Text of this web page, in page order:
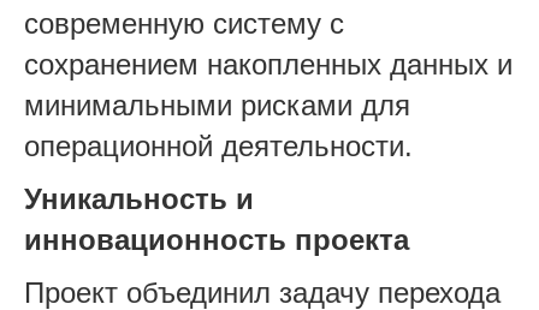
современную систему с
сохранением накопленных данных и
минимальными рисками для
операционной деятельности.
Уникальность и
инновационность проекта
Проект объединил задачу перехода